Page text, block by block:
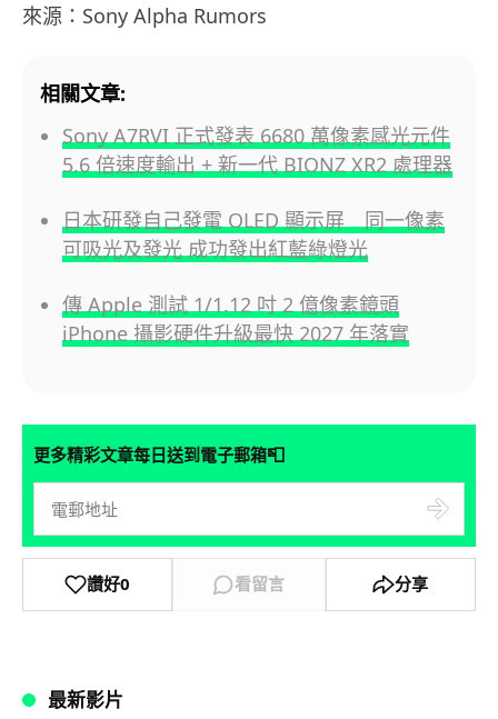
來源：Sony Alpha Rumors
相關文章:
Sony A7RVI 正式發表 6680 萬像素感光元件
5.6 倍速度輸出 + 新一代 BIONZ XR2 處理器
日本研發自己發電 OLED 顯示屏 同一像素
可吸光及發光 成功發出紅藍綠燈光
傳 Apple 測試 1/1.12 吋 2 億像素鏡頭
iPhone 攝影硬件升級最快 2027 年落實
更多精彩文章每日送到電子郵箱📮
讚好0 看留言 分享
最新影片